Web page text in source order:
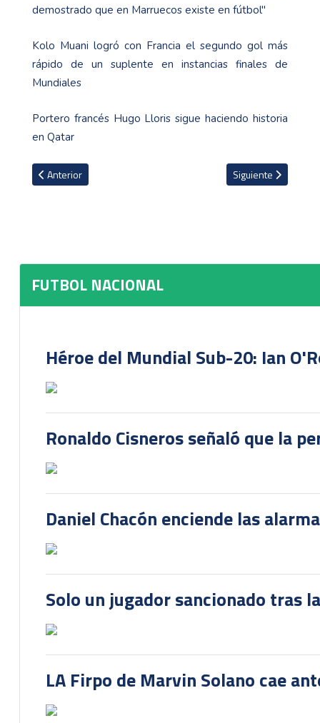
demostrado que en Marruecos existe en fútbol"
Kolo Muani logró con Francia el segundo gol más
rápido de un suplente en instancias finales de
Mundiales
Portero francés Hugo Lloris sigue haciendo historia
en Qatar
Artículo anterior: El millonario premio económico que entregará la
Anterior Artículo siguiente:
Siguiente
FUTBOL NACIONAL
Héroe del Mundial Sub-20: Ian
Ronaldo Cisneros señaló que la
Daniel Chacón enciende las
Solo un jugador sancionado tras
LA Firpo de Marvin Solano cae